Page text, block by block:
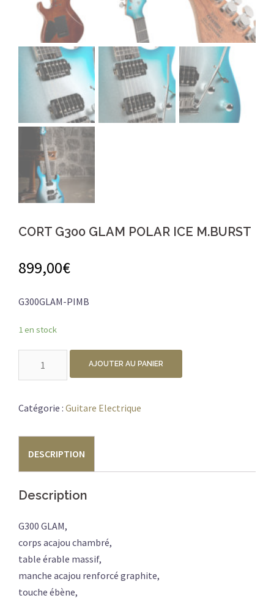
CORT G300 GLAM POLAR ICE M.BURST
899,00€
G300GLAM-PIMB
1 en stock
G300
POLAR
ICE
M.BURST
AJOUTER AU PANIER
Catégorie : Guitare Electrique
DESCRIPTION
Description
G300 GLAM,
corps acajou chambré,
table érable massif,
manche acajou renforcé graphite,
touche ébène,